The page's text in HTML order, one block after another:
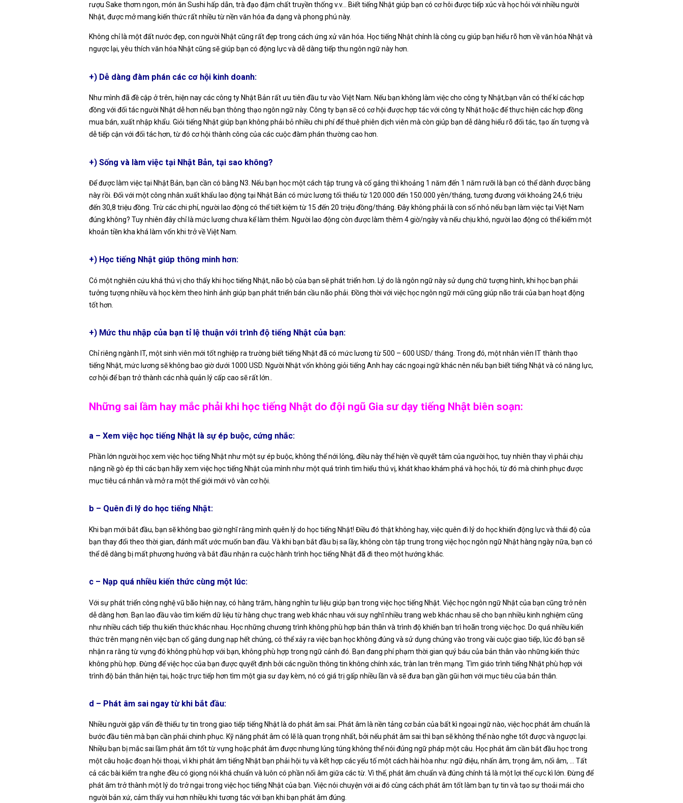
rượu Sake thơm ngon, món ăn Sushi hấp dẫn, trà đạo đậm chất truyền thống v.v… Biết tiếng Nhật giúp bạn có cơ hôi được tiếp xúc và học hỏi với nhiều người
Nhật, được mở mang kiến thức rất nhiều từ nền văn hóa đa dạng và phong phú này.
Không chỉ là một đất nước đẹp, con người Nhật cũng rất đẹp trong cách ứng xử văn hóa. Học tiếng Nhật chính là công cụ giúp bạn hiểu rõ hơn về văn hóa Nhật và
ngược lại, yêu thích văn hóa Nhật cũng sẽ giúp bạn có động lực và dễ dàng tiếp thu ngôn ngữ này hơn.
+) Dễ dàng đàm phán các cơ hội kinh doanh:
Như mình đã đề cập ở trên, hiện nay các công ty Nhật Bản rất ưu tiên đầu tư vào Việt Nam. Nếu bạn không làm việc cho công ty Nhật,bạn vẫn có thể kí các hợp
đồng với đối tác người Nhật dễ hơn nếu bạn thông thạo ngôn ngữ này. Công ty bạn sẽ có cơ hội được hợp tác với công ty Nhật hoặc để thực hiện các hợp đồng
mua bán, xuất nhập khẩu. Giỏi tiếng Nhật giúp bạn không phải bỏ nhiều chi phí để thuê phiên dịch viên mà còn giúp bạn dễ dàng hiểu rõ đối tác, tạo ấn tượng và
dễ tiếp cận với đối tác hơn, từ đó cơ hội thành công của các cuộc đàm phán thường cao hơn.
+) Sống và làm việc tại Nhật Bản, tại sao không?
Để được làm việc tại Nhật Bản, bạn cần có bằng N3. Nếu bạn học một cách tập trung và cố gắng thì khoảng 1 năm đến 1 năm rưỡi là bạn có thể dành được bằng
này rồi. Đối với một công nhân xuất khẩu lao động tại Nhật Bản có mức lương tối thiểu từ 120.000 đến 150.000 yên/tháng, tương đương với khoảng 24,6 triệu
đến 30,8 triệu đồng. Trừ các chi phí, người lao động có thể tiết kiệm từ 15 đến 20 triệu đồng/tháng. Đây không phải là con số nhỏ nếu bạn làm việc tại Việt Nam
đúng không? Tuy nhiên đây chỉ là mức lương chưa kể làm thêm. Người lao động còn được làm thêm 4 giờ/ngày và nếu chịu khó, người lao động có thể kiếm một
khoản tiền kha khá làm vốn khi trở về Việt Nam.
+) Học tiếng Nhật giúp thông minh hơn:
Có một nghiên cứu khá thú vị cho thấy khi học tiếng Nhật, não bộ của bạn sẽ phát triển hơn. Lý do là ngôn ngữ này sử dụng chữ tượng hình, khi học bạn phải
tưởng tượng nhiều và học kèm theo hình ảnh giúp bạn phát triển bán cầu não phải. Đồng thời với việc học ngôn ngữ mới cũng giúp não trái của bạn hoạt động
tốt hơn.
+) Mức thu nhập của bạn tỉ lệ thuận với trình độ tiếng Nhật của bạn:
Chỉ riêng ngành IT, một sinh viên mới tốt nghiệp ra trường biết tiếng Nhật đã có mức lương từ 500 – 600 USD/ tháng. Trong đó, một nhân viên IT thành thạo
tiếng Nhật, mức lương sẽ không bao giờ dưới 1000 USD. Người Nhật vốn không giỏi tiếng Anh hay các ngoại ngữ khác nên nếu bạn biết tiếng Nhật và có năng lực,
cơ hội để bạn trở thành các nhà quản lý cấp cao sẽ rất lớn..
Những sai lầm hay mắc phải khi học tiếng Nhật do đội ngũ Gia sư dạy tiếng Nhật biên soạn:
a – Xem việc học tiếng Nhật là sự ép buộc, cứng nhắc:
Phần lớn người học xem việc học tiếng Nhật như một sự ép buộc, không thể nới lỏng, điều này thể hiện về quyết tâm của người học, tuy nhiên thay vì phải chịu
nặng nề gò ép thì các bạn hãy xem việc học tiếng Nhật của mình như một quá trình tìm hiểu thú vị, khát khao khám phá và học hỏi, từ đó mà chinh phục được
mục tiêu cá nhân và mở ra một thế giới mới vô vàn cơ hội.
b – Quên đi lý do học tiếng Nhật:
Khi bạn mới bắt đầu, bạn sẽ không bao giờ nghĩ rằng mình quên lý do học tiếng Nhật! Điều đó thật không hay, việc quên đi lý do học khiến động lực và thái độ của
bạn thay đổi theo thời gian, đánh mất ước muốn ban đầu. Và khi bạn bắt đầu bị sa lầy, không còn tập trung trong việc học ngôn ngữ Nhật hàng ngày nữa, bạn có
thể dễ dàng bị mất phương hướng và bắt đầu nhận ra cuộc hành trình học tiếng Nhật đã đi theo một hướng khác.
c – Nạp quá nhiều kiến thức cùng một lúc:
Với sự phát triển công nghệ vũ bão hiện nay, có hàng trăm, hàng nghìn tư liệu giúp bạn trong việc học tiếng Nhật. Việc học ngôn ngữ Nhật của bạn cũng trở nên
dễ dàng hơn. Bạn lao đầu vào tìm kiếm dữ liệu từ hàng chục trang web khác nhau với suy nghĩ nhiều trang web khác nhau sẽ cho bạn nhiều kinh nghiệm cũng
như nhiều cách tiếp thu kiến thức khác nhau. Học những chương trình không phù hợp bản thân và trình độ khiến bạn trì hoãn trong việc học. Do quá nhiều kiến
thức trên mạng nên việc bạn cố gắng dung nạp hết chúng, có thể xảy ra việc bạn học không đúng và sử dụng chúng vào trong vài cuộc giao tiếp, lúc đó bạn sẽ
nhận ra rằng từ vựng đó không phù hợp với bạn, không phù hợp trong ngữ cảnh đó. Bạn đang phí phạm thời gian quý báu của bản thân vào những kiến thức
không phù hợp. Đừng để việc học của bạn được quyết định bởi các nguồn thông tin không chính xác, tràn lan trên mạng. Tìm giáo trình tiếng Nhật phù hợp với
trình độ bản thân hiện tại, hoặc trực tiếp hơn tìm một gia sư dạy kèm, nó có giá trị gấp nhiều lần và sẽ đưa bạn gần gũi hơn với mục tiêu của bản thân.
d – Phát âm sai ngay từ khi bắt đầu:
Nhiều người gặp vấn đề thiếu tự tin trong giao tiếp tiếng Nhật là do phát âm sai. Phát âm là nền tảng cơ bản của bất kì ngoại ngữ nào, việc học phát âm chuẩn là
bước đầu tiên mà bạn cần phải chinh phục. Kỹ năng phát âm có lẽ là quan trọng nhất, bởi nếu phát âm sai thì bạn sẽ không thể nào nghe tốt được và ngược lại.
Nhiều bạn bị mắc sai lầm phát âm tốt từ vựng hoặc phát âm được nhưng lúng túng không thể nói đúng ngữ pháp một câu. Học phát âm cần bắt đầu học trong
một câu hoặc đoạn hội thoại, vì khi phát âm tiếng Nhật bạn phải hội tụ và kết hợp các yếu tố một cách hài hòa như: ngữ điệu, nhấn âm, trọng âm, nối âm, … Tất
cả các bài kiểm tra nghe đều có giọng nói khá chuẩn và luôn có phần nối âm giữa các từ. Vì thế, phát âm chuẩn và đúng chính tả là một lợi thế cực kì lớn. Đừng để
phát âm trở thành một lý do trở ngại trong việc học tiếng Nhật của bạn. Việc nói chuyện với ai đó cùng cách phát âm tốt làm bạn tự tin và tạo sự thoải mái cho
người bản xứ, cảm thấy vui hơn nhiều khi tương tác với bạn khi bạn phát âm đúng.